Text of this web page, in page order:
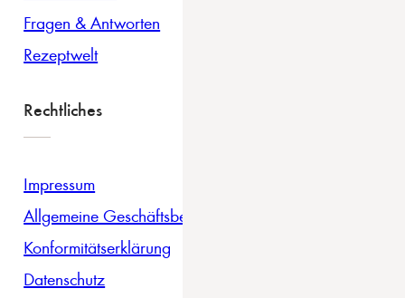
Fragen & Antworten
Rezeptwelt
Rechtliches
Impressum
Allgemeine Geschäftsbedingungen
Konformitätserklärung
Datenschutz